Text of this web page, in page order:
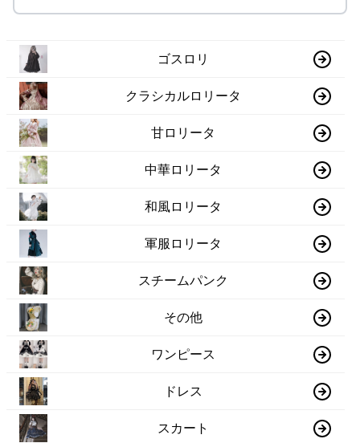
ゴスロリ
クラシカルロリータ
甘ロリータ
中華ロリータ
和風ロリータ
軍服ロリータ
スチームパンク
その他
ワンピース
ドレス
スカート